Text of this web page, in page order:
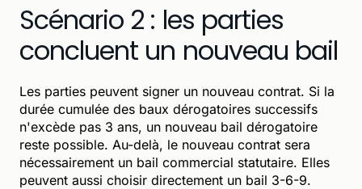
Scénario 2 : les parties
concluent un nouveau bail
Les parties peuvent signer un nouveau contrat. Si la
durée cumulée des baux dérogatoires successifs
n'excède pas 3 ans, un nouveau bail dérogatoire
reste possible. Au-delà, le nouveau contrat sera
nécessairement un bail commercial statutaire. Elles
peuvent aussi choisir directement un bail 3-6-9.